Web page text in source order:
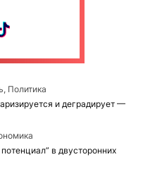
Политика
и деградирует —
в двусторонних